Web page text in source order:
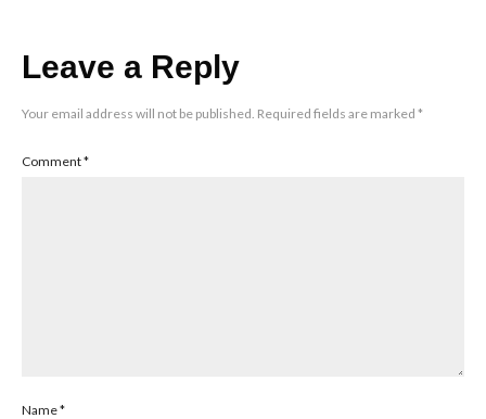
Leave a Reply
Your email address will not be published. Required fields are marked *
Comment*
Name*